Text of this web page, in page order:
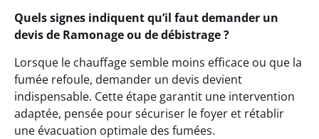
Quels signes indiquent qu’il faut demander un
devis de Ramonage ou de débistrage ?
Lorsque le chauffage semble moins efficace ou que la
fumée refoule, demander un devis devient
indispensable. Cette étape garantit une intervention
adaptée, pensée pour sécuriser le foyer et rétablir
une évacuation optimale des fumées.